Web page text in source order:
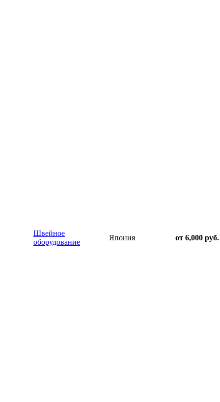
Швейное
оборудование
Япония от 6,000 руб.